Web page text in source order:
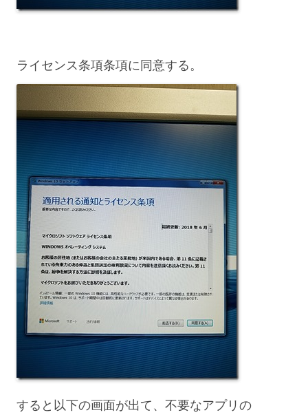
ライセンス条項条項に同意する。
すると以下の画面が出て、不要なアプリの